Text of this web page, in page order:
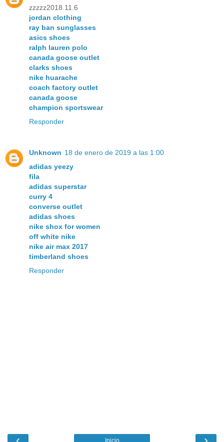
zzzzz2018.11.6
jordan clothing
ray ban sunglasses
asics shoes
ralph lauren polo
canada goose outlet
clarks shoes
nike huarache
coach factory outlet
canada goose
champion sportswear
Responder
Unknown 18 de enero de 2019 a las 1:00
adidas yeezy
fila
adidas superstar
curry 4
converse outlet
adidas shoes
nike shox for women
off white nike
nike air max 2017
timberland shoes
Responder